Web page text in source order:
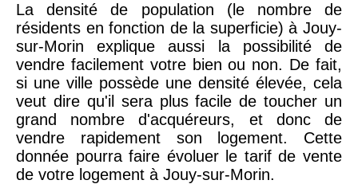
La densité de population (le nombre de
résidents en fonction de la superficie) à Jouy-
sur-Morin explique aussi la possibilité de
vendre facilement votre bien ou non. De fait,
si une ville possède une densité élevée, cela
veut dire qu'il sera plus facile de toucher un
grand nombre d'acquéreurs, et donc de
vendre rapidement son logement. Cette
donnée pourra faire évoluer le tarif de vente
de votre logement à Jouy-sur-Morin.